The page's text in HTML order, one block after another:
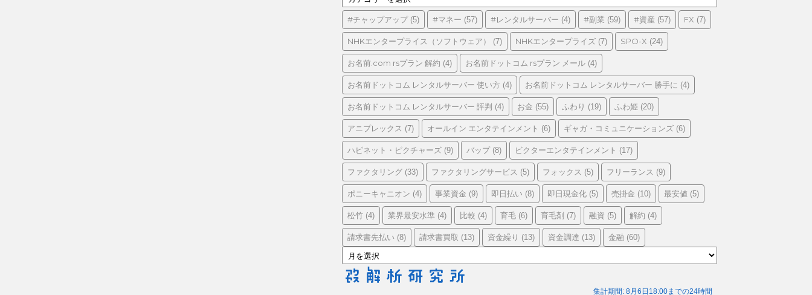
テ
ゴ
リ
ー
#チャップアップ(5) #マネー (57) #レンタルサーバー (4) #副業 (59) #資産 (57) FX (7)
NHKエンタープライス（ソフトウェア） (7) NHKエンタープライズ (7) SPO-X (24)
お名前.com rsプラン 解約 (4) お名前ドットコム rsプラン メール (4)
お名前ドットコム レンタルサーバー 使い方 (4) お名前ドットコム レンタルサーバー 勝手に (4)
お名前ドットコム レンタルサーバー 評判 (4) お金 (55) ふわり (19) ふわ姫 (20)
アニプレックス (7) オールイン エンタテインメント (6) ギャガ・コミュニケーションズ (6)
ハピネット・ピクチャーズ (9) バップ(8) ビクターエンタテインメント (17)
ファクタリング (33) ファクタリングサービス (5) フォックス (5) フリーランス (9)
ポニーキャニオン (4) 事業資金 (9) 即日払い (8) 即日現金化 (5) 売掛金 (10) 最安値 (5)
松竹 (4) 業界最安水準 (4) 比較 (4) 育毛 (6) 育毛剤 (7) 融資 (5) 解約 (4)
請求書先払い (8) 請求書買取 (13) 資金繰り (13) 資金調達 (13) 金融 (60)
ー
カ
イ